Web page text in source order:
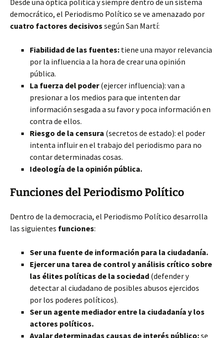
Desde una óptica política y siempre dentro de un sistema
democrático, el Periodismo Político se ve amenazado por
cuatro factores decisivos según San Martí:
Fiabilidad de las fuentes: tiene una mayor relevancia
por la influencia a la hora de crear una opinión
pública.
La fuerza del poder(ejercer influencia): van a
presionar a los medios para que intenten dar
información sesgada a su favor y poca información en
contra de ellos.
Riesgo de la censura (secretos de estado): el poder
intenta influir en el trabajo del periodismo para no
contar determinadas cosas.
Ideología de la opinión pública.
Funciones del Periodismo Político
Dentro de la democracia, el Periodismo Político desarrolla
las siguientes funciones:
Ser una fuente de información para la ciudadanía.
Ejercer una tarea de control y análisis crítico sobre
las élites políticas de la sociedad (defender y
detectar al ciudadano de posibles abusos ejercidos
por los poderes políticos).
Ser un agente mediador entre la ciudadanía y los
actores políticos.
Avalar determinadas causas de interés público:se